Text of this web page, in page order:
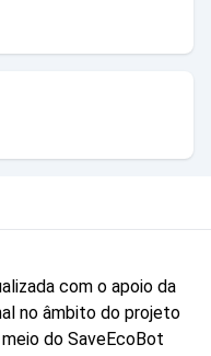
com o apoio da
no âmbito do projeto
do SaveEcoBot